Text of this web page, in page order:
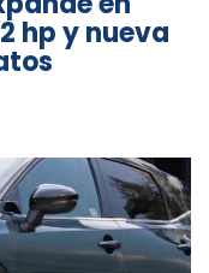
hp y nueva